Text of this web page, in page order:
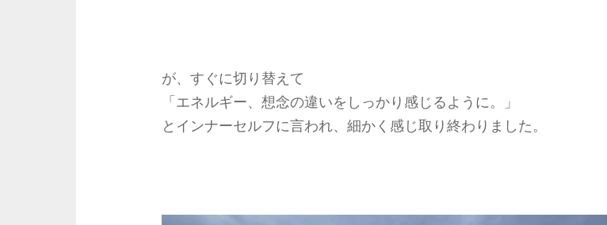
が、すぐに切り替えて
「エネルギー、想念の違いをしっかり感じるように。」
とインナーセルフに言われ、細かく感じ取り終わりました。